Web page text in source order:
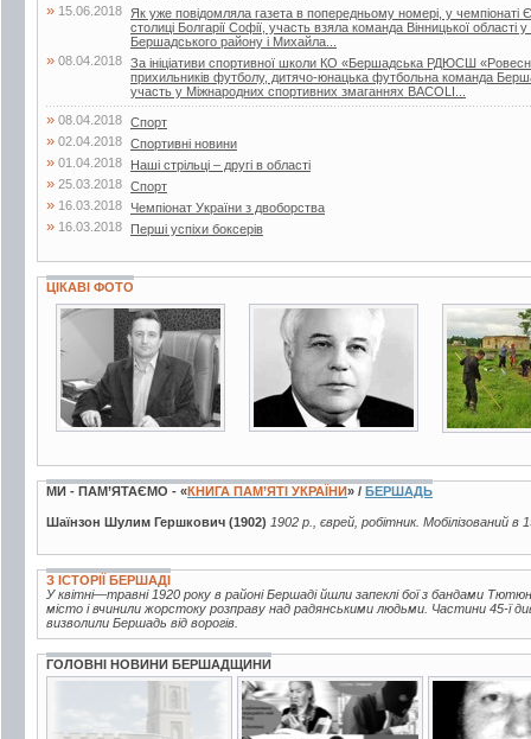
» 15.06.2018
Як уже повідомляла газета в попередньому номері, у чемпіонаті
столиці Болгарії Софії, участь взяла команда Вінницької області
Бершадського району і Михайла...
» 08.04.2018 За ініціативи спортивної школи КО «Бершадська РДЮСШ
прихильників футболу, дитячо-юнацька футбольна команда
участь у Міжнародних спортивних змаганнях BACOLI...
» 08.04.2018 Спорт
» 02.04.2018 Спортивні новини
» 01.04.2018 Наші стрільці – другі в області
» 25.03.2018 Спорт
» 16.03.2018 Чемпіонат України з двоборства
» 16.03.2018 Перші успіхи боксерів
ЦІКАВІ ФОТО
5 фото 5 фото 6 фото
МИ - ПАМ’ЯТАЄМО - «КНИГА ПАМ’ЯТІ УКРАЇНИ» / БЕРШАДЬ
Шаїнзон Шулим Гершкович (1902) 1902 р., єврей, робітник. Мобілізований
З ІСТОРІЇ БЕРШАДІ
У квітні—травні 1920 року в районі Бершаді йшли запеклі бої з бандами
місто і вчинили жорстоку розправу над радянськими людьми. Частини 45-ї
визволили Бершадь від ворогів.
ГОЛОВНІ НОВИНИ БЕРШАДЩИНИ